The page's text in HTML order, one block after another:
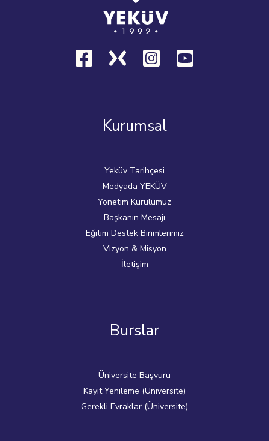
Kurumsal
Yeküv Tarihçesi
Medyada YEKÜV
Yönetim Kurulumuz
Başkanın Mesajı
Eğitim Destek Birimlerimiz
Vizyon & Misyon
İletişim
Burslar
Üniversite Başvuru
Kayıt Yenileme (Üniversite)
Gerekli Evraklar (Üniversite)